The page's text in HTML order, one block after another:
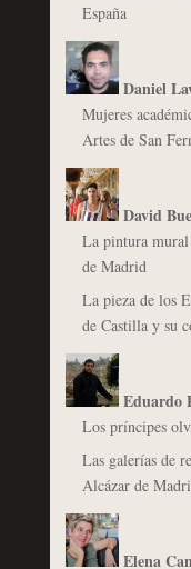
España
Daniel
Mujeres
Artes de San
David
La pintura mural
de Madrid
La pieza de los
de Castilla y su
Eduardo
Los príncipes
Las galerías de
Alcázar de
Elena